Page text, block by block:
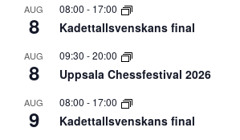
AUG
8
08:00 - 17:00
Kadettallsvenskans final
AUG
8
09:30 -20:00
Uppsala Chessfestival 2026
AUG
9
08:00 - 17:00
Kadettallsvenskans final